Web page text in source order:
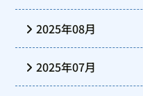
2025年08月
2025年07月